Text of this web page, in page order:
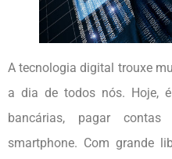
A tecnologia digital trouxe
a dia de todos nós. Hoje,
bancárias, pagar
smartphone. Com grande